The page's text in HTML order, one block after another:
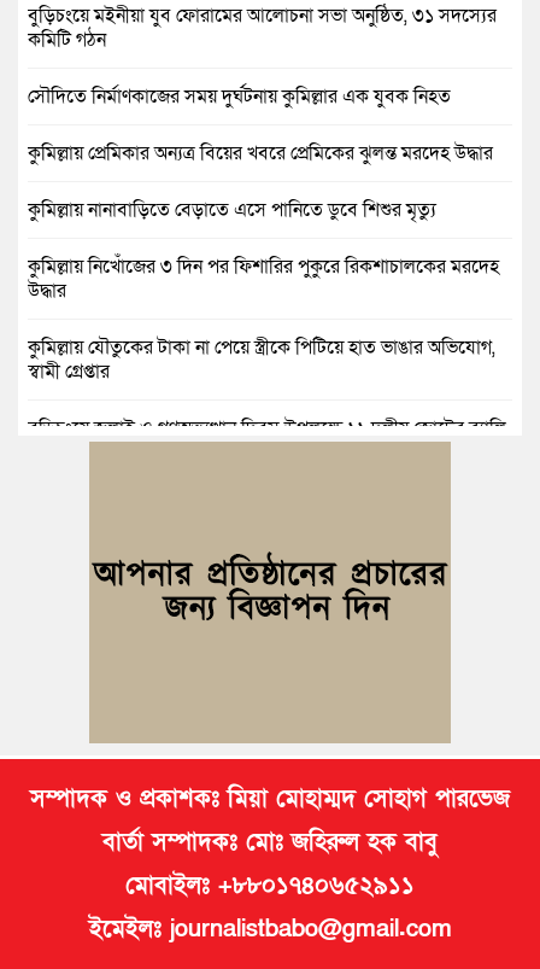
বুড়িচংয়ে মইনীয়া যুব ফোরামের আলোচনা সভা অনুষ্ঠিত, ৩১ সদস্যের
কমিটি গঠন
সৌদিতে নির্মাণকাজের সময় দুর্ঘটনায় কুমিল্লার এক যুবক নিহত
কুমিল্লায় প্রেমিকার অন্যত্র বিয়ের খবরে প্রেমিকের ঝুলন্ত মরদেহ উদ্ধার
কুমিল্লায় নানাবাড়িতে বেড়াতে এসে পানিতে ডুবে শিশুর মৃত্যু
কুমিল্লায় নিখোঁজের ৩ দিন পর ফিশারির পুকুরে রিকশাচালকের মরদেহ
উদ্ধার
কুমিল্লায় যৌতুকের টাকা না পেয়ে স্ত্রীকে পিটিয়ে হাত ভাঙার অভিযোগ,
স্বামী গ্রেপ্তার
বুড়িচংয়ে জুলাই ও গণঅভ্যুত্থান দিবস উপলক্ষে ১১ দলীয় জোটের র‍্যালি
কুমিল্লায় ১ লাখ ৯৪ হাজার বিদেশি সিগারেট উদ্ধার ও গাঁজাসহ মাদক
সম্পাদক ও প্রকাশকঃ মিয়া মোহাম্মদ সোহাগ পারভেজ
বার্তা সম্পাদকঃ মোঃ জহিরুল হক বাবু
মোবাইলঃ +৮৮০১৭৪০৬৫২৯১১
ইমেইলঃ journalistbabo@gmail.com